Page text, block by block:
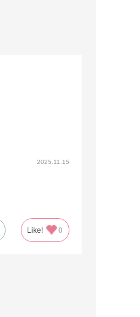
2025.11.15
Like! 0